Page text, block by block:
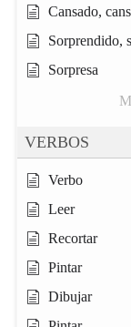
Cansado,
Sorprendido,
Sorpresa
VERBOS
Verbo
Leer
Recortar
Pintar
Dibujar